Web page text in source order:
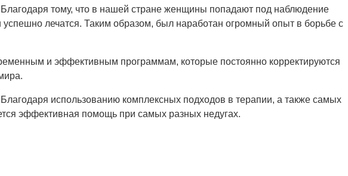
тому, что в нашей стране женщины попадают под наблюдение
лечатся. Таким образом, был наработан огромный опыт в борьбе с
и эффективным программам, которые постоянно корректируются
использованию комплексных подходов в терапии, а также самых
эффективная помощь при самых разных недугах.